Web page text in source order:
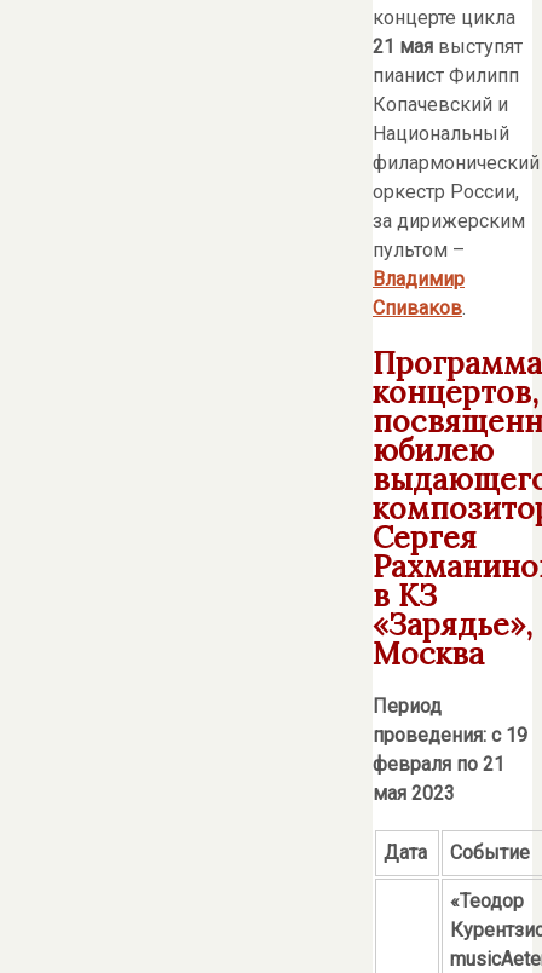
концерте цикла
21 мая выступят
пианист Филипп
Копачевский и
Национальный
филармонический
оркестр России,
за дирижерским
пультом –
Владимир
Спиваков.
Программа
концертов,
юбилею
Сергея
в КЗ
«Зарядье»,
Москва
Период
проведения: с 19
февраля по 21
мая 2023
Дата Событие
«Теодор